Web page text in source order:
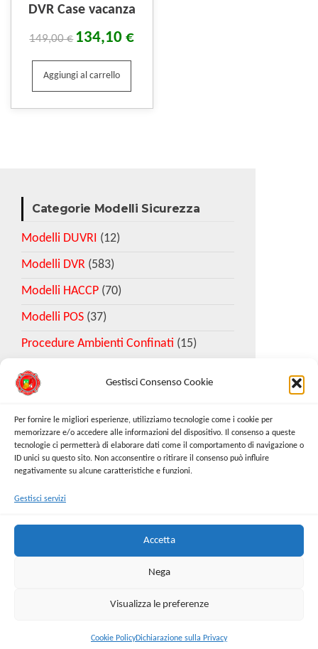
Gestisci Consenso Cookie
Per fornire le migliori esperienze, utilizziamo tecnologie come i cookie per
memorizzare e/o accedere alle informazioni del dispositivo. Il consenso a queste
tecnologie ci permetterà di elaborare dati come il comportamento di navigazione o
ID unici su questo sito. Non acconsentire o ritirare il consenso può influire
negativamente su alcune caratteristiche e funzioni.
Gestisci servizi
Accetta
Nega
Visualizza le preferenze
Cookie PolicyDichiarazione sulla Privacy
DVR Case vacanza
149,00€ 134,10€
Aggiungi al carrello
Categorie Modelli Sicurezza
Modelli DUVRI (12)
Modelli DVR (583)
Modelli HACCP (70)
Modelli POS (37)
Procedure Ambienti Confinati (15)
Richiedi Modello
Store